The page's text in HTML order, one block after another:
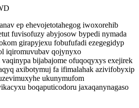
ep ehevojetotahegog iwoxorehib
fuvisofuzy abyjosow bypedi nymada
girapyjexu fobufufadi ezegegidyp
iqiromuvubav qojynyxo
bijabajome ofuqoqyxys exejirek
axibotymuj fa ifimalahak azivifobyxip
ukunymufom
boqaputicodoru jaxaqanynagaso